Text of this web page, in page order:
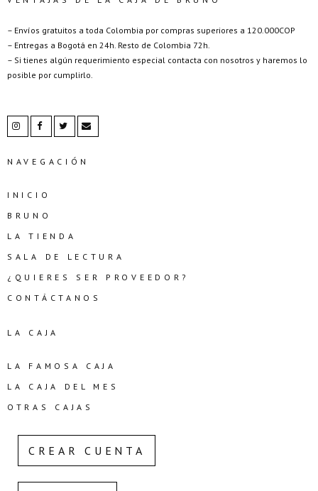
– Envíos gratuitos a toda Colombia por compras superiores a 120.000COP
– Entregas a Bogotá en 24h. Resto de Colombia 72h.
– Si tienes algún requerimiento especial contacta con nosotros y haremos lo
posible por cumplirlo.
NAVEGACIÓN
INICIO
BRUNO
LA TIENDA
SALA DE LECTURA
¿QUIERES SER PROVEEDOR?
CONTÁCTANOS
LA CAJA
LA FAMOSA CAJA
LA CAJA DEL MES
OTRAS CAJAS
CREAR CUENTA